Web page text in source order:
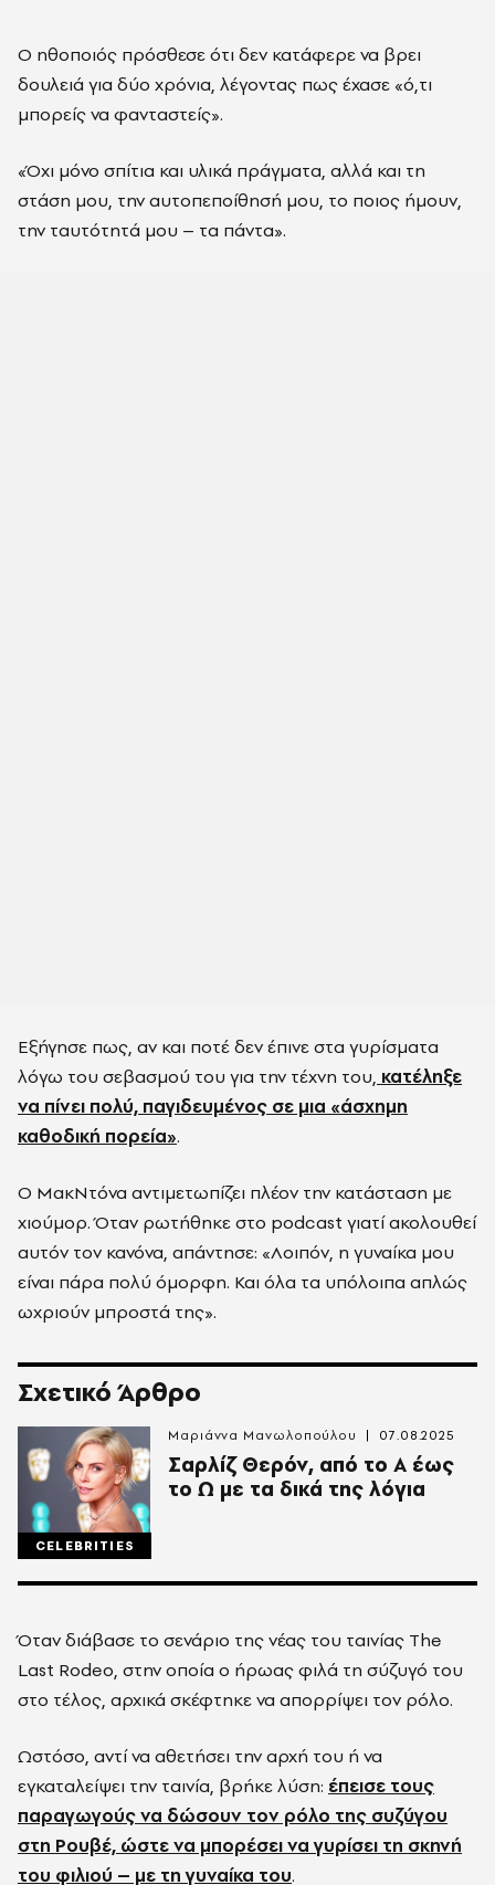
Ο ηθοποιός πρόσθεσε ότι δεν κατάφερε να βρει
δουλειά για δύο χρόνια, λέγοντας πως έχασε «ό,τι
μπορείς να φανταστείς».
«Όχι μόνο σπίτια και υλικά πράγματα, αλλά και τη
στάση μου, την αυτοπεποίθησή μου, το ποιος ήμουν,
την ταυτότητά μου – τα πάντα».
Εξήγησε πως, αν και ποτέ δεν έπινε στα γυρίσματα
λόγω του σεβασμού του για την τέχνη του, κατέληξε
να πίνει πολύ, παγιδευμένος σε μια «άσχημη
καθοδική πορεία».
Ο ΜακΝτόνα αντιμετωπίζει πλέον την κατάσταση με
χιούμορ. Όταν ρωτήθηκε στο podcast γιατί ακολουθεί
αυτόν τον κανόνα, απάντησε: «Λοιπόν, η γυναίκα μου
είναι πάρα πολύ όμορφη. Και όλα τα υπόλοιπα απλώς
ωχριούν μπροστά της».
Σχετικό Άρθρο
CELEBRITIES
Σαρλίζ Θερόν, από το Α έως
το Ω με τα δικά της λόγια
Μαριάννα Μανωλοπούλου 07.08.2025
Όταν διάβασε το σενάριο της νέας του ταινίας The
Last Rodeo, στην οποία ο ήρωας φιλά τη σύζυγό του
στο τέλος, αρχικά σκέφτηκε να απορρίψει τον ρόλο.
Ωστόσο, αντί να αθετήσει την αρχή του ή να
εγκαταλείψει την ταινία, βρήκε λύση: έπεισε τους
παραγωγούς να δώσουν τον ρόλο της συζύγου
στη Ρουβέ, ώστε να μπορέσει να γυρίσει τη σκηνή
του φιλιού – με τη γυναίκα του.